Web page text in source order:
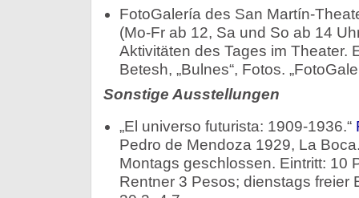
FotoGalería des San Martín-
(Mo-Fr ab 12, Sa und So ab 14
Aktivitäten des Tages im Theater.
Betesh, „Bulnes“, Fotos.
Sonstige Ausstellungen
„El universo futurista: 1909-1936.“
Pedro de Mendoza 1929, La
Montags geschlossen. Eintritt: 10
Rentner 3 Pesos; dienstags freier